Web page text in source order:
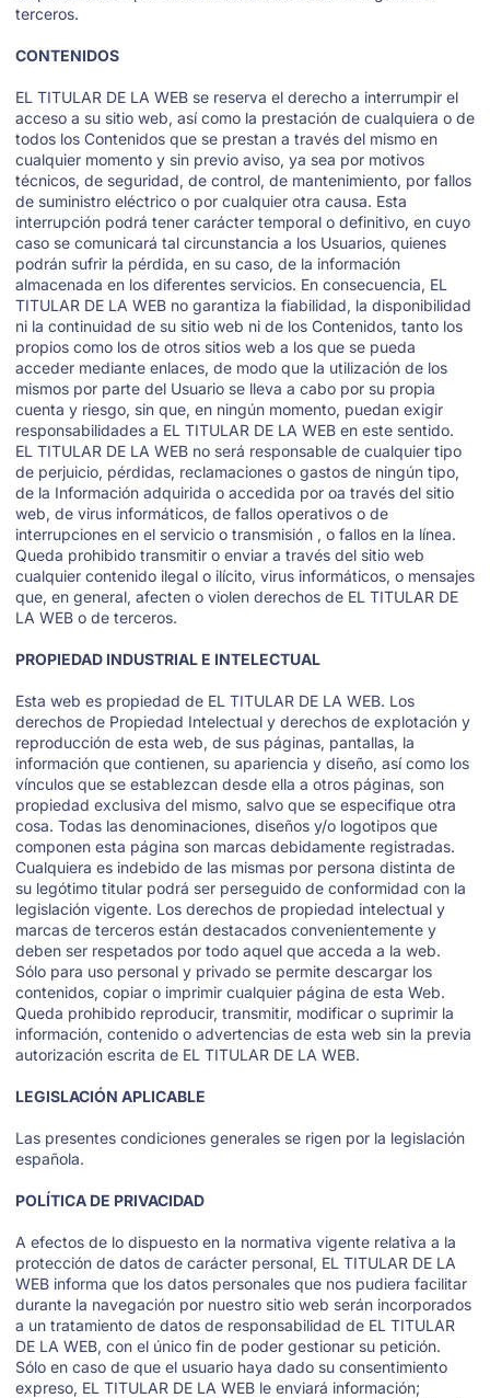
terceros.
CONTENIDOS
EL TITULAR DE LA WEB se reserva el derecho a interrumpir el
acceso a su sitio web, así como la prestación de cualquiera o de
todos los Contenidos que se prestan a través del mismo en
cualquier momento y sin previo aviso, ya sea por motivos
técnicos, de seguridad, de control, de mantenimiento, por fallos
de suministro eléctrico o por cualquier otra causa. Esta
interrupción podrá tener carácter temporal o definitivo, en cuyo
caso se comunicará tal circunstancia a los Usuarios, quienes
podrán sufrir la pérdida, en su caso, de la información
almacenada en los diferentes servicios. En consecuencia, EL
TITULAR DE LA WEB no garantiza la fiabilidad, la disponibilidad
ni la continuidad de su sitio web ni de los Contenidos, tanto los
propios como los de otros sitios web a los que se pueda
acceder mediante enlaces, de modo que la utilización de los
mismos por parte del Usuario se lleva a cabo por su propia
cuenta y riesgo, sin que, en ningún momento, puedan exigir
responsabilidades a EL TITULAR DE LA WEB en este sentido.
EL TITULAR DE LA WEB no será responsable de cualquier tipo
de perjuicio, pérdidas, reclamaciones o gastos de ningún tipo,
de la Información adquirida o accedida por oa través del sitio
web, de virus informáticos, de fallos operativos o de
interrupciones en el servicio o transmisión , o fallos en la línea.
Queda prohibido transmitir o enviar a través del sitio web
cualquier contenido ilegal o ilícito, virus informáticos, o mensajes
que, en general, afecten o violen derechos de EL TITULAR DE
LA WEB o de terceros.
PROPIEDAD INDUSTRIAL E INTELECTUAL
Esta web es propiedad de EL TITULAR DE LA WEB. Los
derechos de Propiedad Intelectual y derechos de explotación y
reproducción de esta web, de sus páginas, pantallas, la
información que contienen, su apariencia y diseño, así como los
vínculos que se establezcan desde ella a otros páginas, son
propiedad exclusiva del mismo, salvo que se especifique otra
cosa. Todas las denominaciones, diseños y/o logotipos que
componen esta página son marcas debidamente registradas.
Cualquiera es indebido de las mismas por persona distinta de
su legótimo titular podrá ser perseguido de conformidad con la
legislación vigente. Los derechos de propiedad intelectual y
marcas de terceros están destacados convenientemente y
deben ser respetados por todo aquel que acceda a la web.
Sólo para uso personal y privado se permite descargar los
contenidos, copiar o imprimir cualquier página de esta Web.
Queda prohibido reproducir, transmitir, modificar o suprimir la
información, contenido o advertencias de esta web sin la previa
autorización escrita de EL TITULAR DE LA WEB.
LEGISLACIÓN APLICABLE
Las presentes condiciones generales se rigen por la legislación
española.
POLÍTICA DE PRIVACIDAD
A efectos de lo dispuesto en la normativa vigente relativa a la
protección de datos de carácter personal, EL TITULAR DE LA
WEB informa que los datos personales que nos pudiera facilitar
durante la navegación por nuestro sitio web serán incorporados
a un tratamiento de datos de responsabilidad de EL TITULAR
DE LA WEB, con el único fin de poder gestionar su petición.
Sólo en caso de que el usuario haya dado su consentimiento
expreso, EL TITULAR DE LA WEB le enviará información;